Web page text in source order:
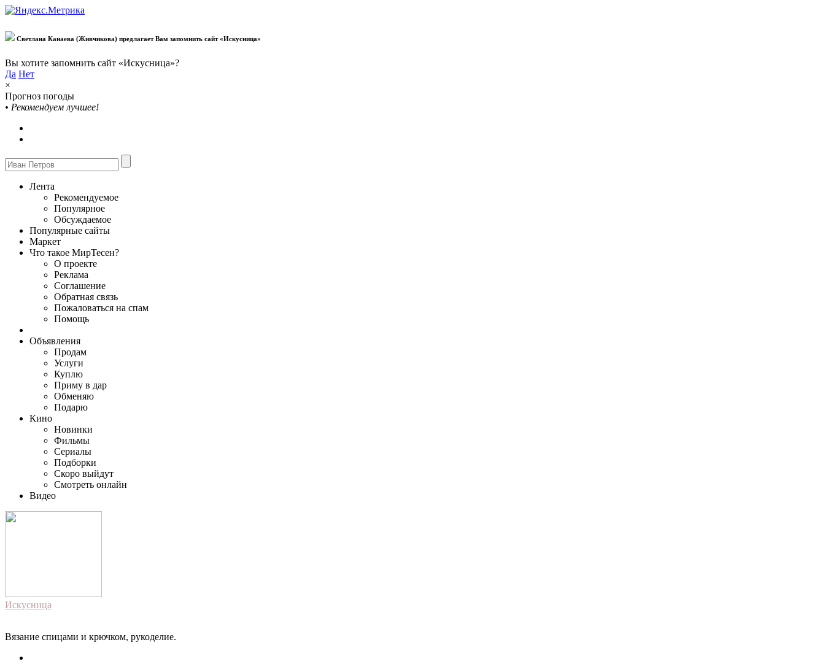
Светлана Канаева (Живчикова) предлагает Вам запомнить сайт «Искусница»
Вы хотите запомнить сайт «Искусница»?
Да Нет
×
Прогноз погоды
• Рекомендуем лучшее!
Лента
Рекомендуемое
Популярное
Обсуждаемое
Популярные сайты
Маркет
Что такое МирТесен?
О проекте
Реклама
Соглашение
Обратная связь
Пожаловаться на спам
Помощь
Объявления
Продам
Услуги
Куплю
Приму в дар
Обменяю
Подарю
Кино
Новинки
Фильмы
Сериалы
Подборки
Скоро выйдут
Смотреть онлайн
Видео
Искусница
Вязание спицами и крючком, рукоделие.